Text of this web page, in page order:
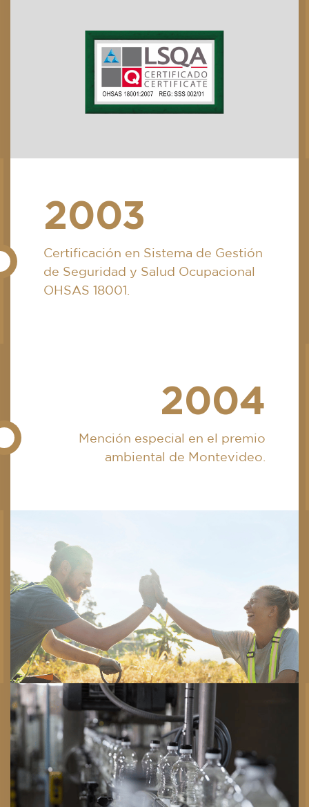
2003
Certificación en Sistema de Gestión
de Seguridad y Salud Ocupacional
OHSAS 18001.
2004
Mención especial en el premio
ambiental de Montevideo.